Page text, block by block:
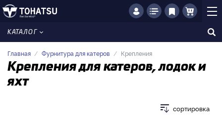
КАТАЛОГ
Главная Фурнитура для катеров Крепления
Крепления для катеров, лодок и
яхт
сортировка